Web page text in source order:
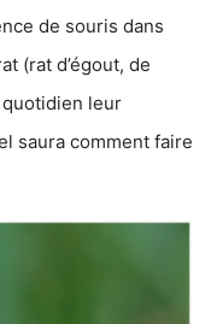
de souris dans
(rat d’égout, de
leur
saura comment faire